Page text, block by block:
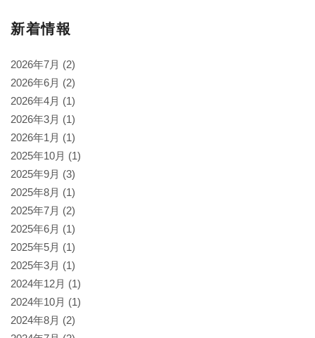
新着情報
2026年7月 (2)
2026年6月 (2)
2026年4月 (1)
2026年3月 (1)
2026年1月 (1)
2025年10月 (1)
2025年9月 (3)
2025年8月 (1)
2025年7月 (2)
2025年6月 (1)
2025年5月 (1)
2025年3月 (1)
2024年12月 (1)
2024年10月 (1)
2024年8月 (2)